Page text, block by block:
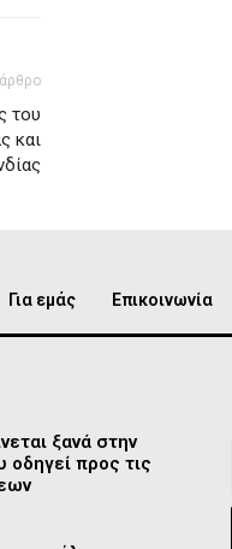
του
και
Για εμάς Επικοινωνία
ξανά στην
προς τις